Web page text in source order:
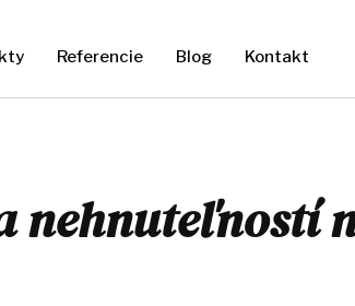
Referencie Blog Kontakt
nehnuteľností